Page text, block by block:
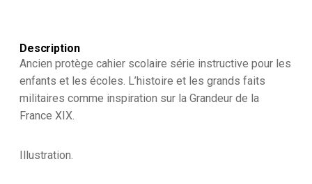
Description
Ancien protège cahier scolaire série instructive pour les
enfants et les écoles. L’histoire et les grands faits
militaires comme inspiration sur la Grandeur de la
France XIX.
Illustration.